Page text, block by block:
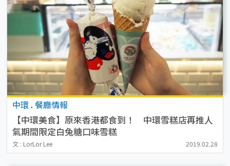
中環 . 餐廳情報
【中環美食】原來香港都食到！ 中環雪糕店再推人
氣期間限定白兔糖口味雪糕
文 : LorLor Lee 2019.02.28